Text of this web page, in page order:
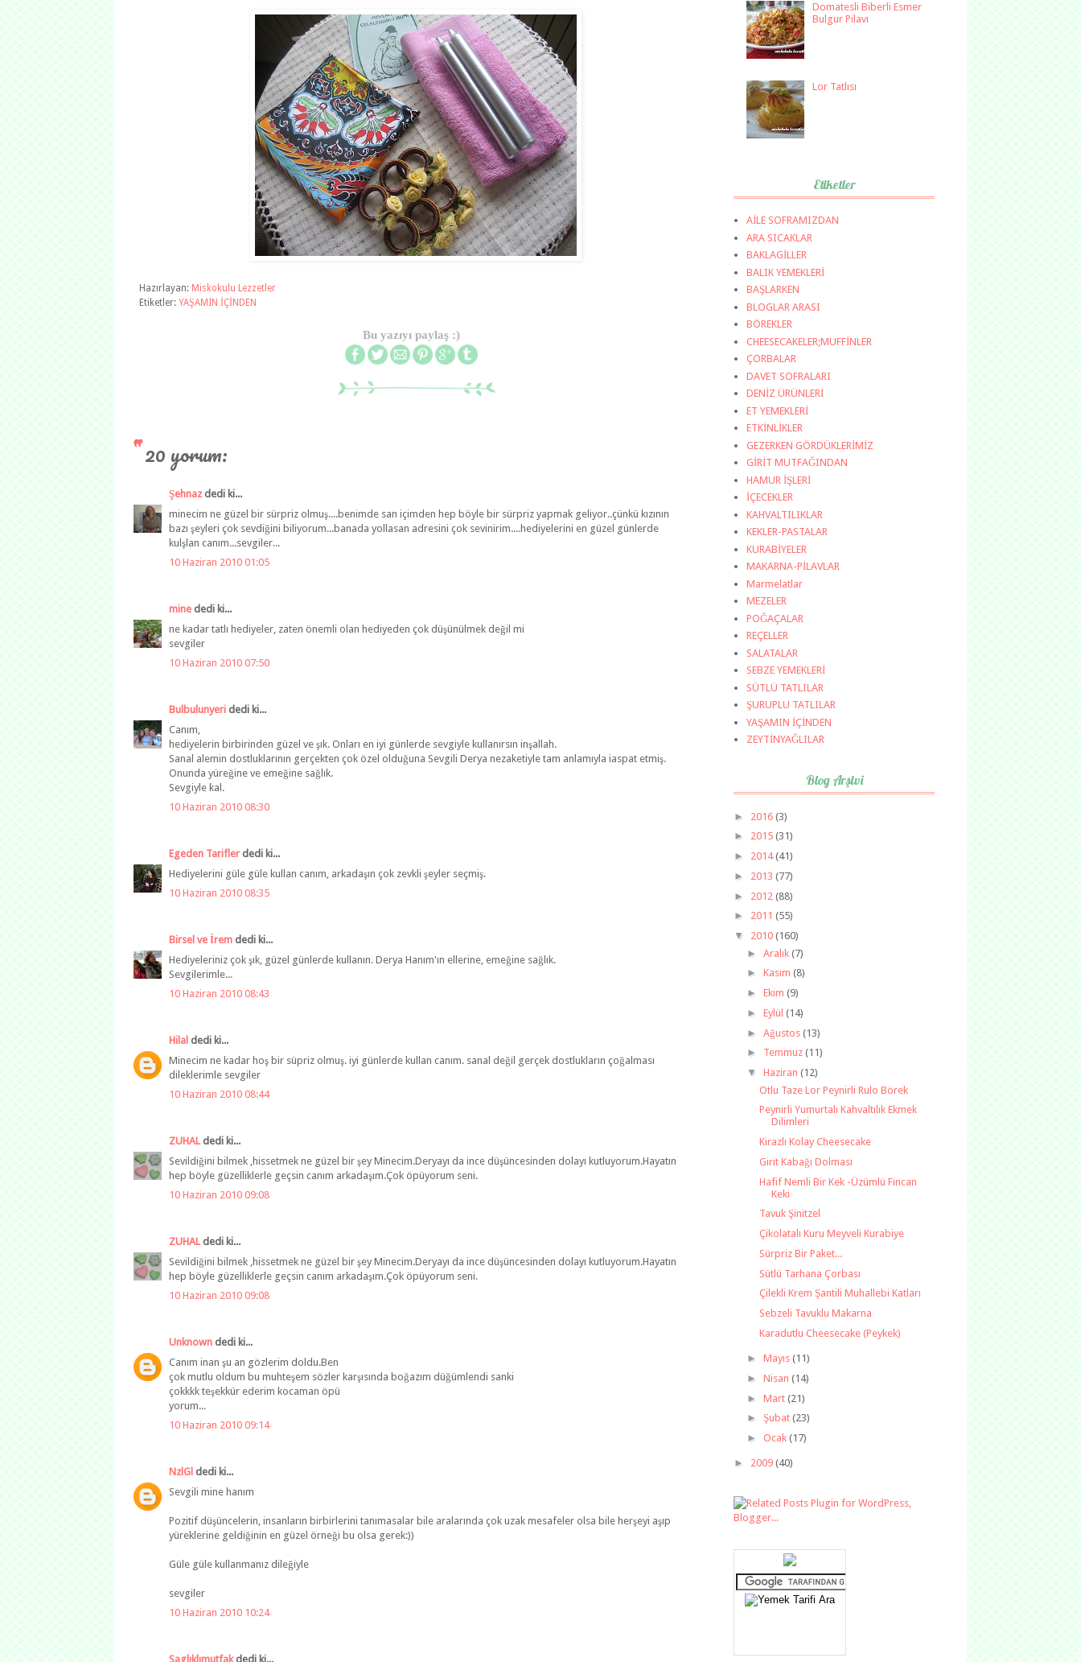
Hazırlayan: Miskokulu Lezzetler
Etiketler: YAŞAMIN İÇİNDEN
Bu yazıyı paylaş :)
20 yorum:
Şehnaz dedi ki...
minecim ne güzel bir sürpriz olmuş....benimde san içimden hep böyle bir sürpriz yapmak geliyor..çünkü kızının
bazı şeyleri çok sevdiğini biliyorum...banada yollasan adresini çok sevinirim....hediyelerini en güzel günlerde
kulşlan canım...sevgiler...
10 Haziran 2010 01:05
mine dedi ki...
ne kadar tatlı hediyeler, zaten önemli olan hediyeden çok düşünülmek değil mi
sevgiler
10 Haziran 2010 07:50
Bulbulunyeri dedi ki...
Canım,
hediyelerin birbirinden güzel ve şık. Onları en iyi günlerde sevgiyle kullanırsın inşallah.
Sanal alemin dostluklarının gerçekten çok özel olduğuna Sevgili Derya nezaketiyle tam anlamıyla iaspat etmiş.
Onunda yüreğine ve emeğine sağlık.
Sevgiyle kal.
10 Haziran 2010 08:30
Egeden Tarifler dedi ki...
Hediyelerini güle güle kullan canım, arkadaşın çok zevkli şeyler seçmiş.
10 Haziran 2010 08:35
Birsel ve İrem dedi ki...
Hediyeleriniz çok şık, güzel günlerde kullanın. Derya Hanım'ın ellerine, emeğine sağlık.
Sevgilerimle...
10 Haziran 2010 08:43
Hilal dedi ki...
Minecim ne kadar hoş bir süpriz olmuş. iyi günlerde kullan canım. sanal değil gerçek dostlukların çoğalması
dileklerimle sevgiler
10 Haziran 2010 08:44
ZUHALdedi ki...
Sevildiğini bilmek ,hissetmek ne güzel bir şey Minecim.Deryayı da ince düşüncesinden dolayı kutluyorum.Hayatın
hep böyle güzelliklerle geçsin canım arkadaşım.Çok öpüyorum seni.
10 Haziran 2010 09:08
ZUHALdedi ki...
Sevildiğini bilmek ,hissetmek ne güzel bir şey Minecim.Deryayı da ince düşüncesinden dolayı kutluyorum.Hayatın
hep böyle güzelliklerle geçsin canım arkadaşım.Çok öpüyorum seni.
10 Haziran 2010 09:08
Unknown dedi ki...
Canım inan şu an gözlerim doldu.Ben
çok mutlu oldum bu muhteşem sözler karşısında boğazım düğümlendi sanki
çokkkk teşekkür ederim kocaman öpü
yorum...
10 Haziran 2010 09:14
NzlGl dedi ki...
Sevgili mine hanım
Pozitif düşüncelerin, insanların birbirlerini tanımasalar bile aralarında çok uzak mesafeler olsa bile herşeyi aşıp
yüreklerine geldiğinin en güzel örneği bu olsa gerek:))
Güle güle kullanmanız dileğiyle
sevgiler
10 Haziran 2010 10:24
Saglıklımutfakdedi ki...
Domatesli Biberli Esmer
Bulgur Pilavı
Lor Tatlısı
Etiketler
AİLE SOFRAMIZDAN
ARA SICAKLAR
BAKLAGİLLER
BALIK YEMEKLERİ
BAŞLARKEN
BLOGLAR ARASI
BÖREKLER
CHEESECAKELER;MUFFİNLER
ÇORBALAR
DAVET SOFRALARI
DENİZ ÜRÜNLERİ
ET YEMEKLERİ
ETKİNLİKLER
GEZERKEN GÖRDÜKLERİMİZ
GİRİT MUTFAĞINDAN
HAMUR İŞLERİ
İÇECEKLER
KAHVALTILIKLAR
KEKLER-PASTALAR
KURABİYELER
MAKARNA-PİLAVLAR
Marmelatlar
MEZELER
POĞAÇALAR
REÇELLER
SALATALAR
SEBZE YEMEKLERİ
SÜTLÜ TATLILAR
ŞURUPLU TATLILAR
YAŞAMIN İÇİNDEN
ZEYTİNYAĞLILAR
Blog Arşivi
► 2016 (3)
► 2015 (31)
► 2014(41)
► 2013 (77)
► 2012 (88)
► 2011 (55)
▼ 2010 (160)
► Aralık (7)
► Kasım (8)
► Ekim (9)
► Eylül (14)
► Ağustos (13)
► Temmuz (11)
▼ Haziran (12)
Otlu Taze Lor Peynirli Rulo Börek
Peynirli Yumurtalı Kahvaltılık Ekmek
Dilimleri
Kirazlı Kolay Cheesecake
Girit Kabağı Dolması
Hafif Nemli Bir Kek -Üzümlü Fincan
Keki
Tavuk Şinitzel
Çikolatalı Kuru Meyveli Kurabiye
Sürpriz Bir Paket...
Sütlü Tarhana Çorbası
Çilekli Krem Şantili Muhallebi Katları
Sebzeli Tavuklu Makarna
Karadutlu Cheesecake (Peykek)
► Mayıs (11)
► Nisan (14)
► Mart (21)
► Şubat (23)
► Ocak (17)
► 2009 (40)